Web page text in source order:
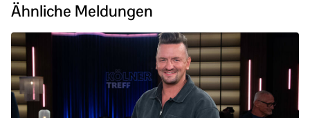
Ähnliche Meldungen